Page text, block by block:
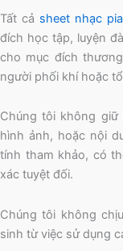
Tất cả sheet nhạc
đích học tập, luyện
cho mục đích
người phối khí hoặc
Chúng tôi không
hình ảnh, hoặc nội
tính tham khảo, có
xác tuyệt đối.
Chúng tôi không
sinh từ việc sử dụng